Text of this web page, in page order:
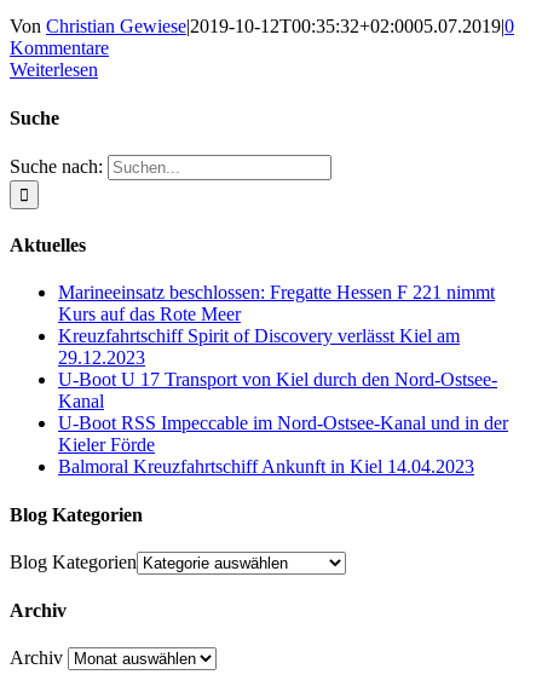
Von Christian Gewiese|2019-10-12T00:35:32+02:0005.07.2019|0
Kommentare
Weiterlesen
Suche
Suche nach:
Aktuelles
Marineeinsatz beschlossen: Fregatte Hessen F 221 nimmt
Kurs auf das Rote Meer
Kreuzfahrtschiff Spirit of Discovery verlässt Kiel am
29.12.2023
U-Boot U 17 Transport von Kiel durch den Nord-Ostsee-
Kanal
U-Boot RSS Impeccable im Nord-Ostsee-Kanal und in der
Kieler Förde
Balmoral Kreuzfahrtschiff Ankunft in Kiel 14.04.2023
Blog Kategorien
Blog Kategorien
Archiv
Archiv